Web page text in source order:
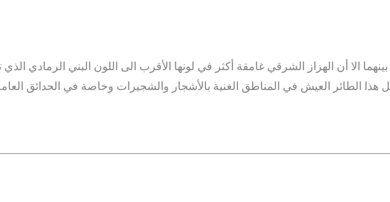
الا أن الهزاز الشرقي غامقة أكثر في لونها الأقرب الى اللون البني الرمادي
هذا الطائر العيش في المناطق الغنية بالأشجار والشجيرات وخاصة في الحدائق